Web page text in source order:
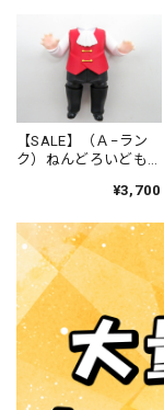
【SALE】（Ａ−ラン
ク）ねんどろいども
男の子Ver. 体パーツ
¥3,700